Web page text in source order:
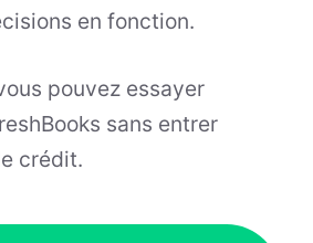
en fonction.
pouvez essayer
sans entrer
crédit.